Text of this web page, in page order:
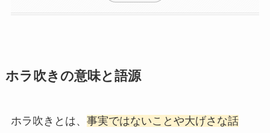
ホラ吹きの意味と語源
ホラ吹きとは、 事実ではないことや大げさな話